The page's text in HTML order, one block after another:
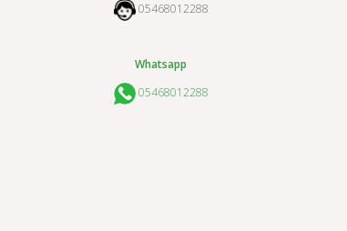
05468012288
Whatsapp
05468012288